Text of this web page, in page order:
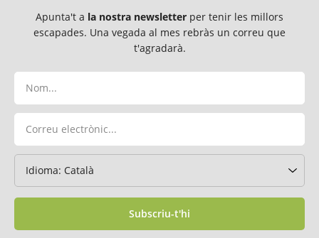
Apunta't a la nostra newsletter per tenir les millors
escapades. Una vegada al mes rebràs un correu que
t'agradarà.
Subscriu-t'hi